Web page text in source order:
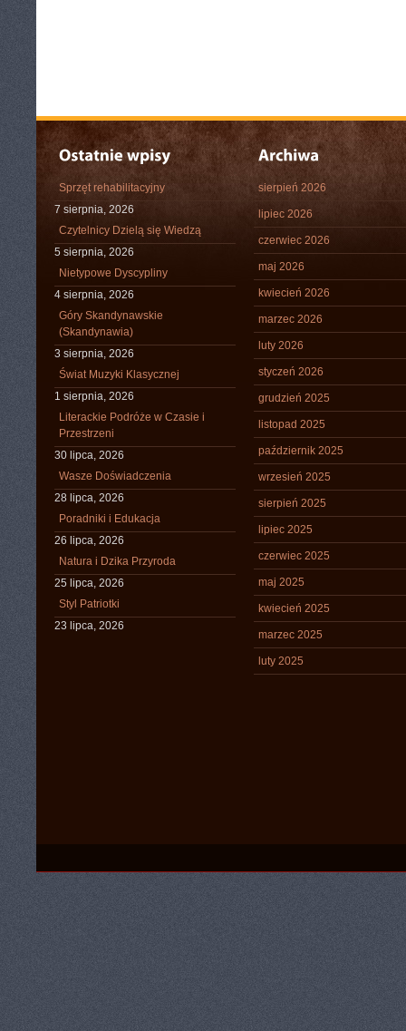
Sprzęt rehabilitacyjny
7 sierpnia, 2026
Czytelnicy Dzielą się Wiedzą
5 sierpnia, 2026
Nietypowe Dyscypliny
4 sierpnia, 2026
Góry Skandynawskie
(Skandynawia)
3 sierpnia, 2026
Świat Muzyki Klasycznej
1 sierpnia, 2026
Literackie Podróże w Czasie i
Przestrzeni
30 lipca, 2026
Wasze Doświadczenia
28 lipca, 2026
Poradniki i Edukacja
26 lipca, 2026
Natura i Dzika Przyroda
25 lipca, 2026
Styl Patriotki
23 lipca, 2026
sierpień 2026
lipiec 2026
czerwiec 2026
maj 2026
kwiecień 2026
marzec 2026
luty 2026
styczeń 2026
grudzień 2025
listopad 2025
październik 2025
wrzesień 2025
sierpień 2025
lipiec 2025
czerwiec 2025
maj 2025
kwiecień 2025
marzec 2025
luty 2025